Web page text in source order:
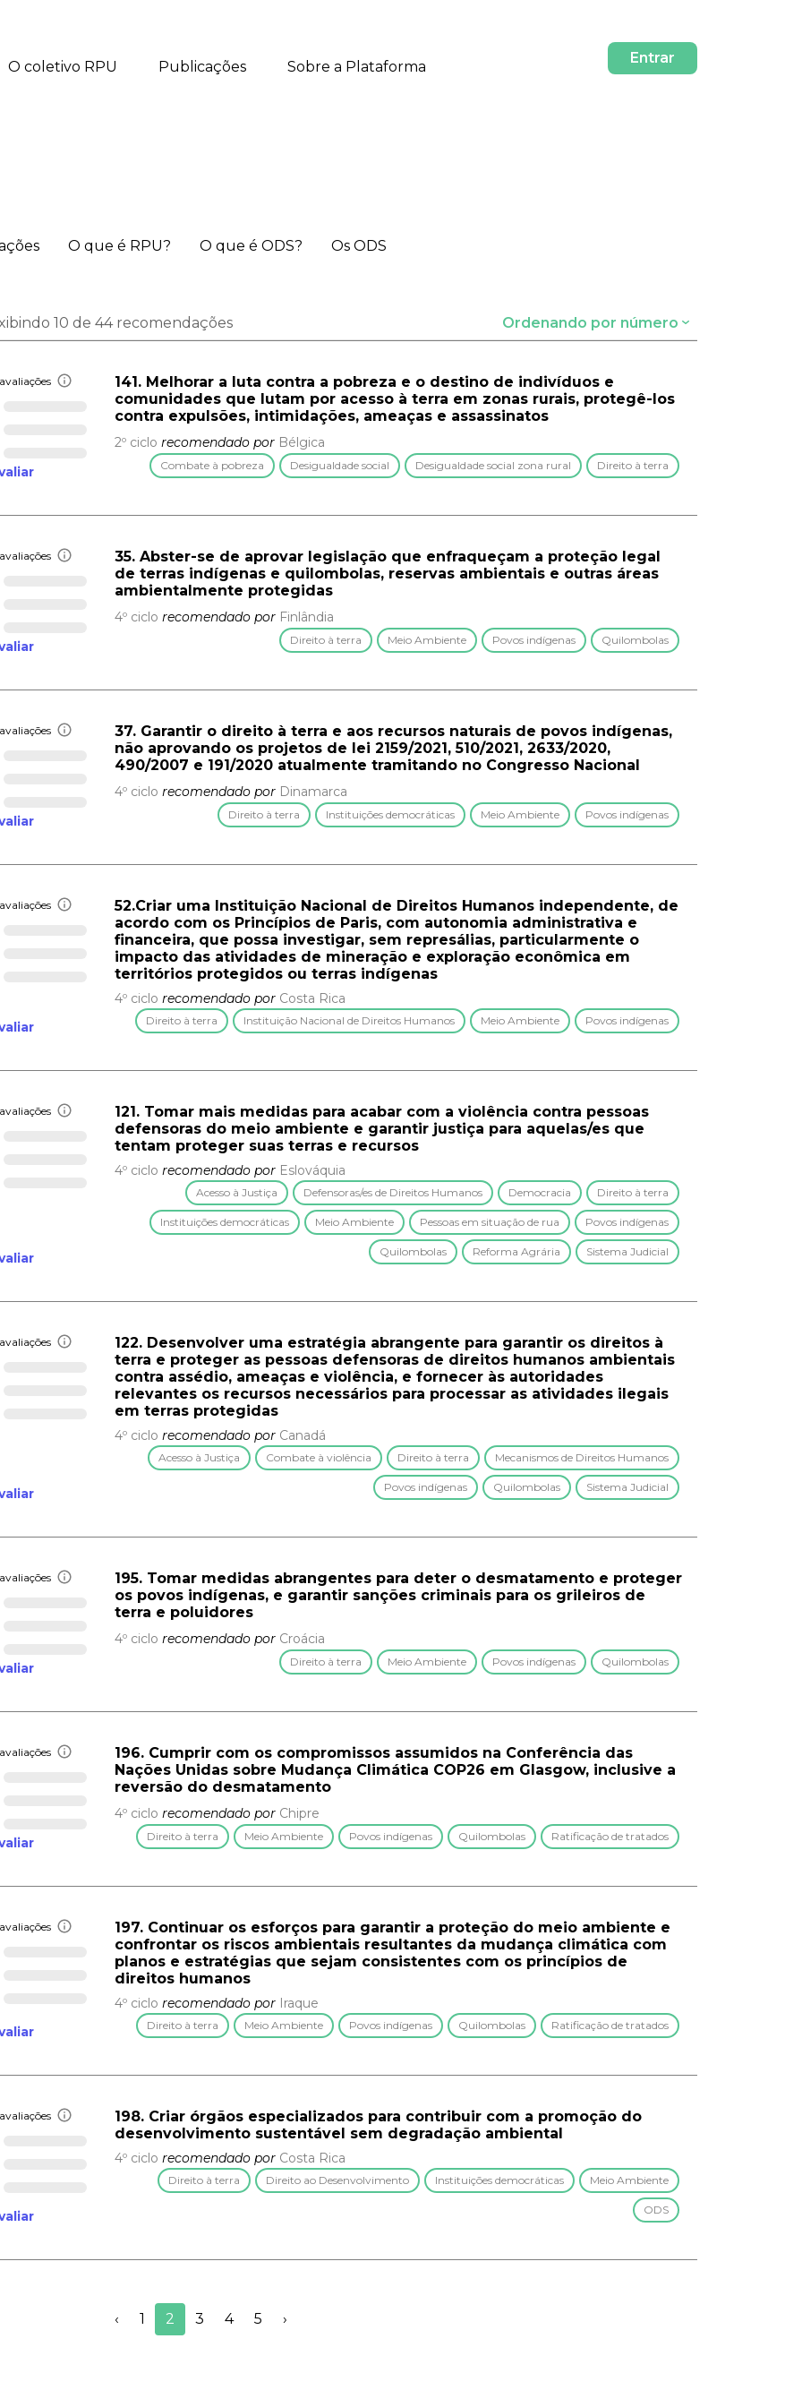
O coletivo RPU Publicações Sobre a Plataforma
Entrar
O que é RPU? O que é ODS? Os ODS
10 de 44 recomendações Ordenando por número
avaliações
141. Melhorar a luta contra a pobreza e o destino de indivíduos e
comunidades que lutam por acesso à terra em zonas rurais, protegê-los
contra expulsões, intimidações, ameaças e assassinatos
2º ciclo recomendado por Bélgica
Combate à pobreza Desigualdade social Desigualdade social zona rural Direito à terra
avaliações
35. Abster-se de aprovar legislação que enfraqueçam a proteção legal
de terras indígenas e quilombolas, reservas ambientais e outras áreas
ambientalmente protegidas
4º ciclo recomendado por Finlândia
Direito à terra Meio Ambiente Povos indígenas Quilombolas
avaliações
37. Garantir o direito à terra e aos recursos naturais de povos indígenas,
não aprovando os projetos de lei 2159/2021, 510/2021, 2633/2020,
490/2007 e 191/2020 atualmente tramitando no Congresso Nacional
4º ciclo recomendado por Dinamarca
Direito à terra Instituições democráticas Meio Ambiente Povos indígenas
avaliações
52.Criar uma Instituição Nacional de Direitos Humanos independente, de
acordo com os Princípios de Paris, com autonomia administrativa e
financeira, que possa investigar, sem represálias, particularmente o
impacto das atividades de mineração e exploração econômica em
territórios protegidos ou terras indígenas
4º ciclo recomendado por Costa Rica
Direito à terra Instituição Nacional de Direitos Humanos Meio Ambiente Povos indígenas
avaliações
121. Tomar mais medidas para acabar com a violência contra pessoas
defensoras do meio ambiente e garantir justiça para aquelas/es que
tentam proteger suas terras e recursos
4º ciclo recomendado por Eslováquia
Acesso à Justiça Defensoras/es de Direitos Humanos Democracia Direito à terra
Instituições democráticas Meio Ambiente Pessoas em situação de rua Povos indígenas
Quilombolas Reforma Agrária Sistema Judicial
avaliações
122. Desenvolver uma estratégia abrangente para garantir os direitos à
terra e proteger as pessoas defensoras de direitos humanos ambientais
contra assédio, ameaças e violência, e fornecer às autoridades
relevantes os recursos necessários para processar as atividades ilegais
em terras protegidas
4º ciclo recomendado por Canadá
Acesso à Justiça Combate à violência Direito à terra Mecanismos de Direitos Humanos
Povos indígenas Quilombolas Sistema Judicial
avaliações
195. Tomar medidas abrangentes para deter o desmatamento e proteger
os povos indígenas, e garantir sanções criminais para os grileiros de
terra e poluidores
4º ciclo recomendado por Croácia
Direito à terra Meio Ambiente Povos indígenas Quilombolas
avaliações
196. Cumprir com os compromissos assumidos na Conferência das
Nações Unidas sobre Mudança Climática COP26 em Glasgow, inclusive a
reversão do desmatamento
4º ciclo recomendado por Chipre
Direito à terra Meio Ambiente Povos indígenas Quilombolas Ratificação de tratados
avaliações
197. Continuar os esforços para garantir a proteção do meio ambiente e
confrontar os riscos ambientais resultantes da mudança climática com
planos e estratégias que sejam consistentes com os princípios de
direitos humanos
4º ciclo recomendado por Iraque
Direito à terra Meio Ambiente Povos indígenas Quilombolas Ratificação de tratados
avaliações
198. Criar órgãos especializados para contribuir com a promoção do
desenvolvimento sustentável sem degradação ambiental
4º ciclo recomendado por Costa Rica
Direito à terra Direito ao Desenvolvimento Instituições democráticas Meio Ambiente
ODS
‹ 1 2 3 4 5 ›